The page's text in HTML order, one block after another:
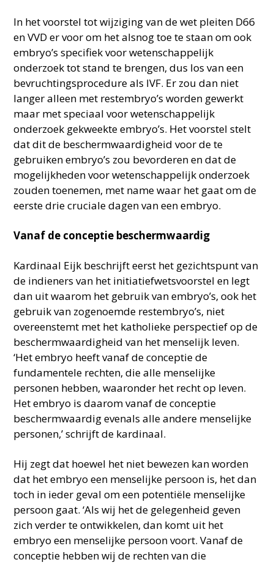
In het voorstel tot wijziging van de wet pleiten D66
en VVD er voor om het alsnog toe te staan om ook
embryo’s specifiek voor wetenschappelijk
onderzoek tot stand te brengen, dus los van een
bevruchtingsprocedure als IVF. Er zou dan niet
langer alleen met restembryo’s worden gewerkt
maar met speciaal voor wetenschappelijk
onderzoek gekweekte embryo’s. Het voorstel stelt
dat dit de beschermwaardigheid voor de te
gebruiken embryo’s zou bevorderen en dat de
mogelijkheden voor wetenschappelijk onderzoek
zouden toenemen, met name waar het gaat om de
eerste drie cruciale dagen van een embryo.
Vanaf de conceptie beschermwaardig
Kardinaal Eijk beschrijft eerst het gezichtspunt van
de indieners van het initiatiefwetsvoorstel en legt
dan uit waarom het gebruik van embryo’s, ook het
gebruik van zogenoemde restembryo’s, niet
overeenstemt met het katholieke perspectief op de
beschermwaardigheid van het menselijk leven.
‘Het embryo heeft vanaf de conceptie de
fundamentele rechten, die alle menselijke
personen hebben, waaronder het recht op leven.
Het embryo is daarom vanaf de conceptie
beschermwaardig evenals alle andere menselijke
personen,’ schrijft de kardinaal.
Hij zegt dat hoewel het niet bewezen kan worden
dat het embryo een menselijke persoon is, het dan
toch in ieder geval om een potentiële menselijke
persoon gaat. ‘Als wij het de gelegenheid geven
zich verder te ontwikkelen, dan komt uit het
embryo een menselijke persoon voort. Vanaf de
conceptie hebben wij de rechten van die